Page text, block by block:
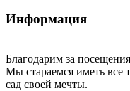
Информация
Благодарим за
Мы стараемся иметь все
сад своей мечты.